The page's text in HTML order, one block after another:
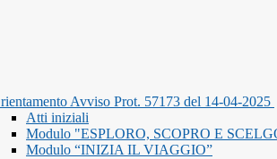
Avviso Prot. 57173 del 14-04-2025
Atti iniziali
Modulo "ESPLORO, SCOPRO E
Modulo “INIZIA IL VIAGGIO”